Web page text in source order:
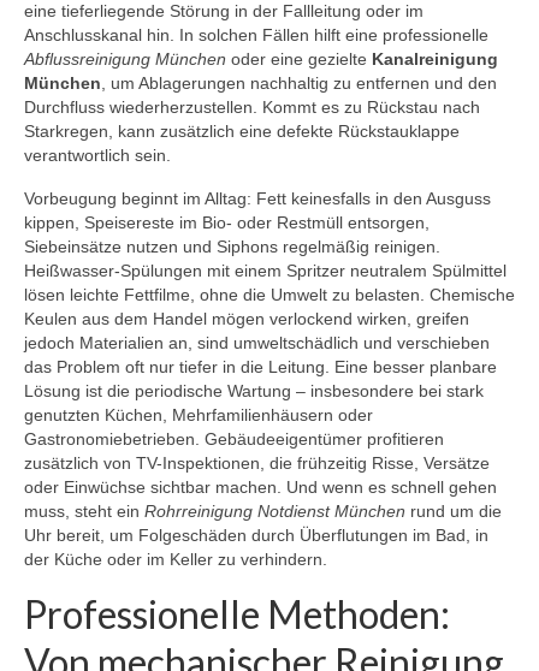
eine tieferliegende Störung in der Fallleitung oder im
Anschlusskanal hin. In solchen Fällen hilft eine professionelle
Abflussreinigung München oder eine gezielte Kanalreinigung
München , um Ablagerungen nachhaltig zu entfernen und den
Durchfluss wiederherzustellen. Kommt es zu Rückstau nach
Starkregen, kann zusätzlich eine defekte Rückstauklappe
verantwortlich sein.
Vorbeugung beginnt im Alltag: Fett keinesfalls in den Ausguss
kippen, Speisereste im Bio- oder Restmüll entsorgen,
Siebeinsätze nutzen und Siphons regelmäßig reinigen.
Heißwasser-Spülungen mit einem Spritzer neutralem Spülmittel
lösen leichte Fettfilme, ohne die Umwelt zu belasten. Chemische
Keulen aus dem Handel mögen verlockend wirken, greifen
jedoch Materialien an, sind umweltschädlich und verschieben
das Problem oft nur tiefer in die Leitung. Eine besser planbare
Lösung ist die periodische Wartung – insbesondere bei stark
genutzten Küchen, Mehrfamilienhäusern oder
Gastronomiebetrieben. Gebäudeeigentümer profitieren
zusätzlich von TV-Inspektionen, die frühzeitig Risse, Versätze
oder Einwüchse sichtbar machen. Und wenn es schnell gehen
muss, steht ein Rohrreinigung Notdienst München rund um die
Uhr bereit, um Folgeschäden durch Überflutungen im Bad, in
der Küche oder im Keller zu verhindern.
Professionelle Methoden: